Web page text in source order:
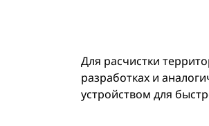
Для расчистки
разработках и
устройством для